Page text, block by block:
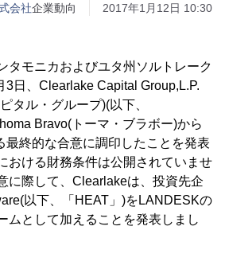
会社企業動向 2017年1月12日 10:30
タモニカおよびユタ州ソルトレーク
3日、Clearlake Capital Group,L.P.
タル・グループ)(以下、
Bravo(トーマ・ブラボー)から
最終的な合意に調印したことを発表
おける財務条件は公開されていませ
に際して、Clearlakeは、投資先企
以下、「HEAT」)をLANDESKの
ムとして加えることを発表しまし